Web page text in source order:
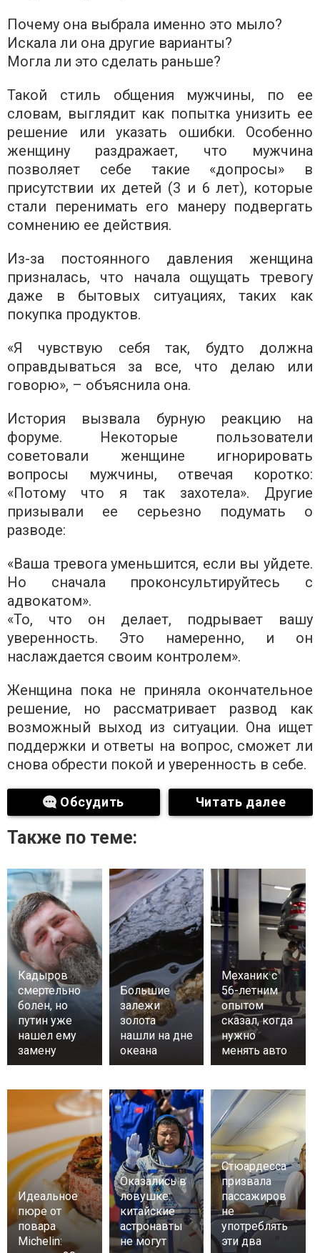
Почему она выбрала именно это мыло?
Искала ли она другие варианты?
Могла ли это сделать раньше?
Такой стиль общения мужчины, по ее
словам, выглядит как попытка унизить ее
решение или указать ошибки. Особенно
женщину раздражает, что мужчина
позволяет себе такие «допросы» в
присутствии их детей (3 и 6 лет), которые
стали перенимать его манеру подвергать
сомнению ее действия.
Из-за постоянного давления женщина
призналась, что начала ощущать тревогу
даже в бытовых ситуациях, таких как
покупка продуктов.
«Я чувствую себя так, будто должна
оправдываться за все, что делаю или
говорю», – объяснила она.
История вызвала бурную реакцию на
форуме. Некоторые пользователи
советовали женщине игнорировать
вопросы мужчины, отвечая коротко:
«Потому что я так захотела». Другие
призывали ее серьезно подумать о
разводе:
«Ваша тревога уменьшится, если вы уйдете.
Но сначала проконсультируйтесь с
адвокатом».
«То, что он делает, подрывает вашу
уверенность. Это намеренно, и он
наслаждается своим контролем».
Женщина пока не приняла окончательное
решение, но рассматривает развод как
возможный выход из ситуации. Она ищет
поддержки и ответы на вопрос, сможет ли
снова обрести покой и уверенность в себе.
Обсудить Читать далее
Также по теме:
Кадыров
смертельно
болен, но
путин уже
нашел ему
замену
Большие
залежи
золота
нашли на дне
океана
Механик с
56-летним
опытом
сказал, когда
нужно
менять авто
Идеальное
пюре от
повара
Michelin:
Оказались в
ловушке:
китайские
астронавты
не могут
Стюардесса
призвала
пассажиров
не
употреблять
эти два